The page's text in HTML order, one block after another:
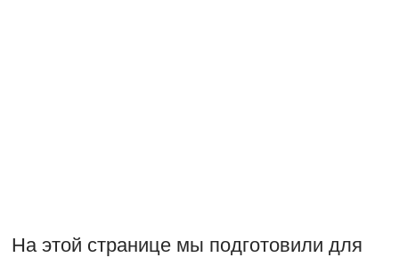
На этой странице мы подготовили для